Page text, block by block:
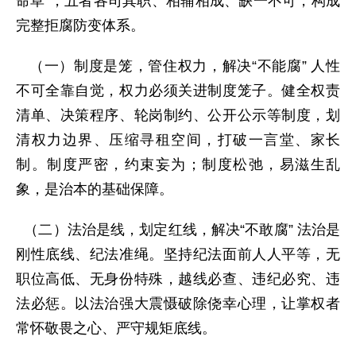
完整拒腐防变体系。
（一）制度是笼，管住权力，解决“不能腐” 人性
不可全靠自觉，权力必须关进制度笼子。健全权责
清单、决策程序、轮岗制约、公开公示等制度，划
清权力边界、压缩寻租空间，打破一言堂、家长
制。制度严密，约束妄为；制度松弛，易滋生乱
象，是治本的基础保障。
（二）法治是线，划定红线，解决“不敢腐” 法治是
刚性底线、纪法准绳。坚持纪法面前人人平等，无
职位高低、无身份特殊，越线必查、违纪必究、违
法必惩。以法治强大震慑破除侥幸心理，让掌权者
常怀敬畏之心、严守规矩底线。